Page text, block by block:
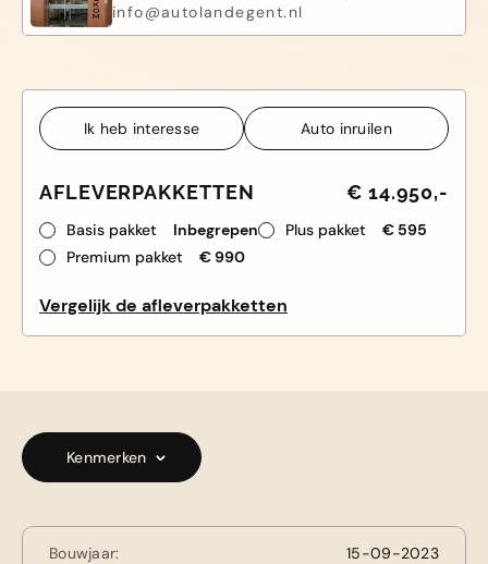
info@autolandegent.nl
Ik heb interesse Auto inruilen
AFLEVERPAKKETTEN € 14.950,-
Basis pakket Inbegrepen Plus pakket
€ 595
Premium pakket
€ 990
Vergelijk de afleverpakketten
Kenmerken
Bouwjaar: 15-09-2023